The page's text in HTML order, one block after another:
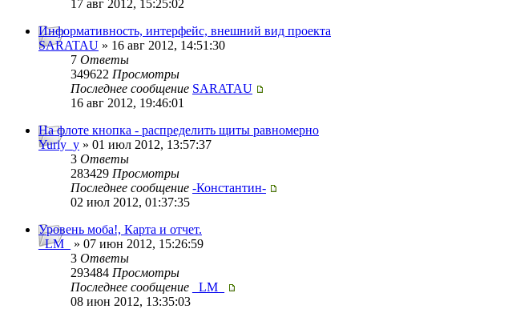
17 авг 2012, 15:25:02
Информативность, интерфейс, внешний вид проекта
SARATAU » 16 авг 2012, 14:51:30
7 Ответы
349622 Просмотры
Последнее сообщение SARATAU
16 авг 2012, 19:46:01
На флоте кнопка - распределить щиты равномерно
Yuriy_y » 01 июл 2012, 13:57:37
3 Ответы
283429 Просмотры
Последнее сообщение -Константин-
02 июл 2012, 01:37:35
Уровень моба!, Карта и отчет.
_LM_
» 07 июн 2012, 15:26:59
3 Ответы
293484 Просмотры
Последнее сообщение
_LM_
08 июн 2012, 13:35:03